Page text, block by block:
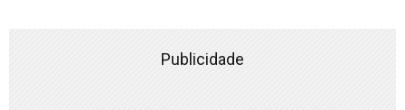
Publicidade